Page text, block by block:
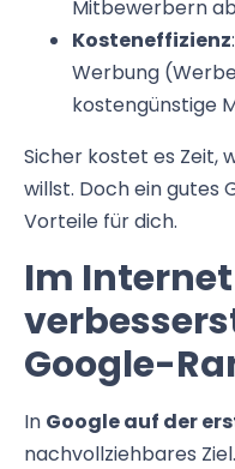
Mitbewerbern
Kosteneffizienz
Werbung
kostengünstige
Sicher kostet es Zeit,
willst. Doch ein gutes
Vorteile für dich.
Im Internet
Google-
In Google auf der
nachvollziehbares